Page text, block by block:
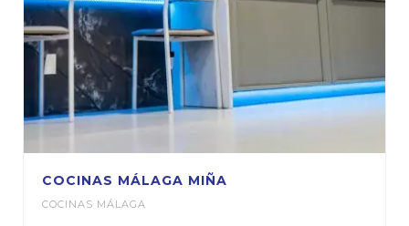
COCINAS MÁLAGA MIÑA
COCINAS MÁLAGA